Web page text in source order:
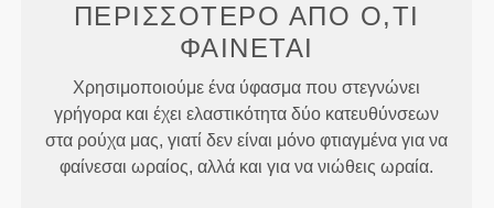
ΠΕΡΙΣΣΌΤΕΡΟ ΑΠΌ Ό,ΤΙ
ΦΑΊΝΕΤΑΙ
Χρησιμοποιούμε ένα ύφασμα που στεγνώνει
γρήγορα και έχει ελαστικότητα δύο κατευθύνσεων
στα ρούχα μας, γιατί δεν είναι μόνο φτιαγμένα για να
φαίνεσαι ωραίος, αλλά και για να νιώθεις ωραία.